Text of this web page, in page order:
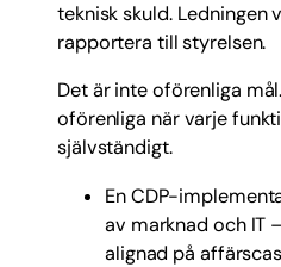
teknisk skuld. Ledningen
rapportera till styrelsen.
Det är inte oförenliga
oförenliga när varje
självständigt.
En CDP-
av marknad och IT
alignad på